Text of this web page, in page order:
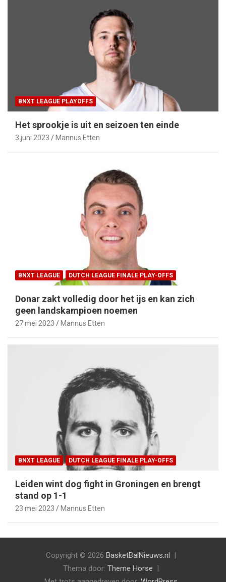
BNXT LEAGUE PLAYOFFS
Het sprookje is uit en seizoen ten einde
3 juni 2023 Mannus Etten
BNXT LEAGUE DUTCH LEAGUE FINALE PLAY-OFFS
Donar zakt volledig door het ijs en kan zich
geen landskampioen noemen
27 mei 2023 Mannus Etten
BNXT LEAGUE DUTCH LEAGUE FINALE PLAY-OFFS
Leiden wint dog fight in Groningen en brengt
stand op 1-1
23 mei 2023 Mannus Etten
Copyright © 2026 BasketBalNieuws.nl
Thema door: Theme Horse